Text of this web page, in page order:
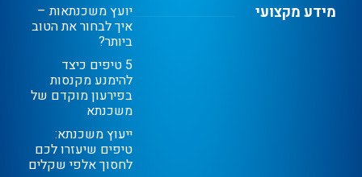
מידע מקצועי יועץ משכנתאות –
איך לבחור את הטוב
ביותר?
5 טיפים כיצד
להימנע מקנסות
בפירעון מוקדם של
משכנתא
ייעוץ משכנתא:
טיפים שיעזרו לכם
לחסוך אלפי שקלים